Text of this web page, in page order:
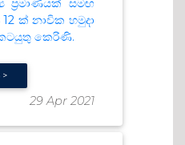
ප්‍රමාණයක් සමඟ
ක් නාවික හමුදා
කෙරිණි.
29 Apr 2021